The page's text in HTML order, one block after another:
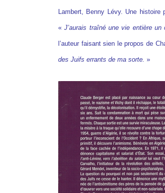
Lambert, Benny Lévy. Une
«J’aurais traîné une vie entière
l’auteur faisant sien le propos de
des Juifs errants de ma sorte. »